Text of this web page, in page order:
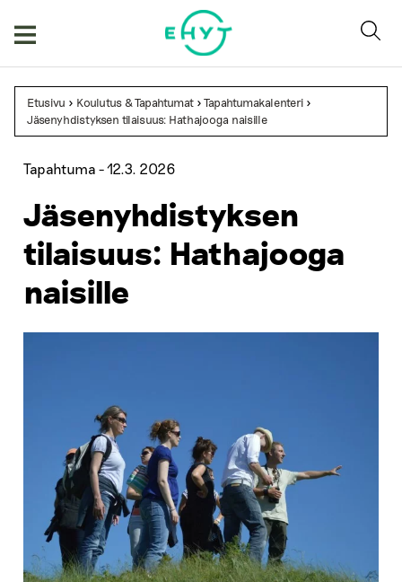
Etusivu > Koulutus & Tapahtumat >Tapahtumakalenteri >
Jäsenyhdistyksen tilaisuus: Hathajooga naisille
Tapahtuma -12.3. 2026
Jäsenyhdistyksen
tilaisuus: Hathajooga
naisille